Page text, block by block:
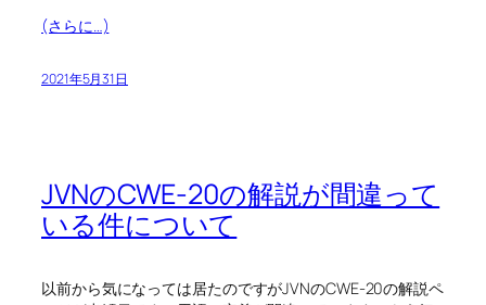
(さらに…)
2021年5月31日
JVNのCWE-20の解説が間違って
いる件について
以前から気になっては居たのですがJVNのCWE-20の解説ペ